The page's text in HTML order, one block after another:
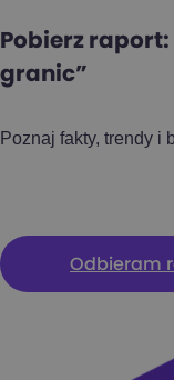
Pobierz
granic”
Poznaj fakty, trendy i
Odbieram